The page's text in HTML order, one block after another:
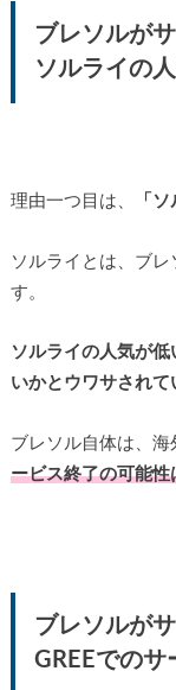
ブレソルが
ソルライの
理由一つ目は、 「
ソルライとは、ブ
す。
ソルライの人気が
いかとウワサされて
ブレソル自体は、
ービス終了の可能
ブレソルが
GREEでの